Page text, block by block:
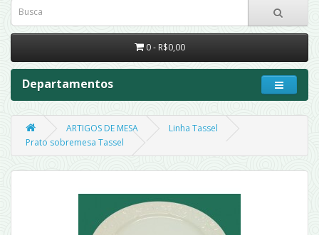
0 - R$0,00
Departamentos
ARTIGOS DE MESA
Linha Tassel
Prato sobremesa Tassel